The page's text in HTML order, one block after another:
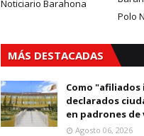
Noticiario Barahona
Polo
MÁS DESTACADAS
Como
declarados
en padrones
Agosto 06, 2026